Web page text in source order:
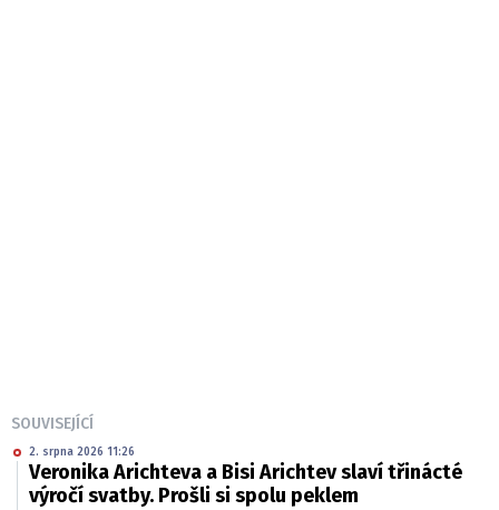
SOUVISEJÍCÍ
2. srpna 2026 11:26
Veronika Arichteva a Bisi Arichtev slaví třinácté
výročí svatby. Prošli si spolu peklem